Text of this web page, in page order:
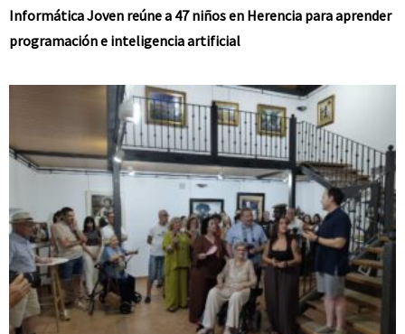
Informática Joven reúne a 47 niños en Herencia para aprender
programación e inteligencia artificial